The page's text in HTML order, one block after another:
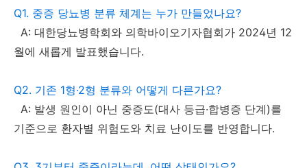
Q1. 중증 당뇨병 분류 체계는 누가 만들었나요?
A: 대한당뇨병학회와 의학바이오기자협회가 2024년 12
월에 새롭게 발표했습니다.
Q2. 기존 1형·2형 분류와 어떻게 다른가요?
A: 발생 원인이 아닌 중증도(대사 등급·합병증 단계)를
기준으로 환자별 위험도와 치료 난이도를 반영합니다.